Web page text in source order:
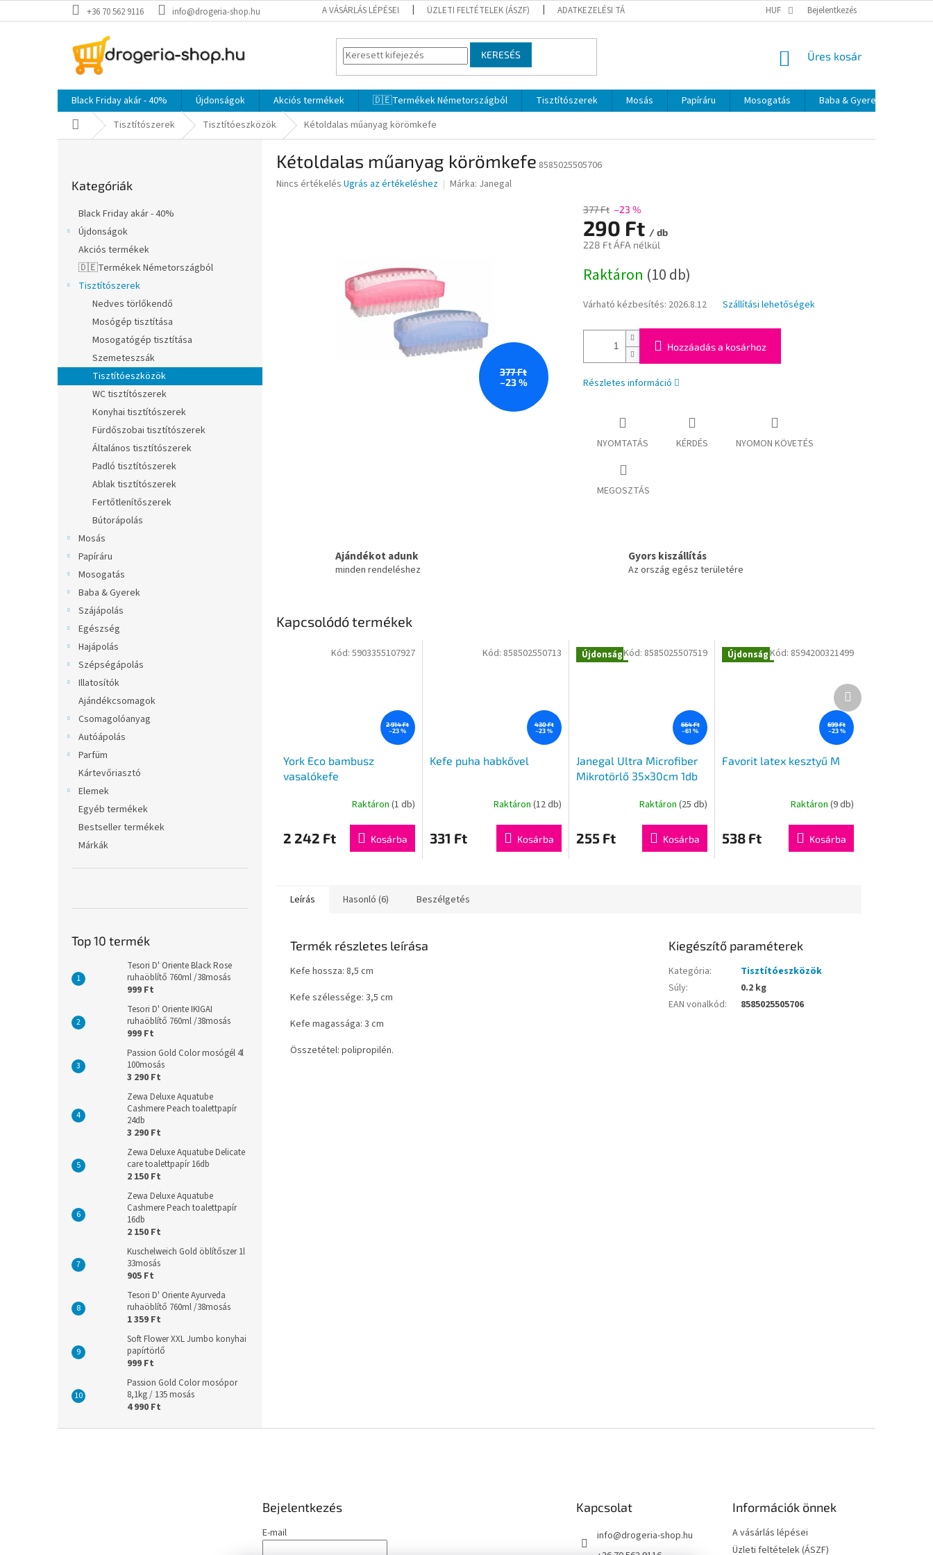
a
+36 70 562 9116 info@drogeria-shop.hu A VÁSÁRLÁS LÉPÉSEI ÜZLETI FELTÉTELEK (ÁSZF) ADATKEZELÉSI TÁJÉKOZTATÓ HUF Bejelentkezés
KERESÉS KOSÁR
Üres kosár
Black Friday akár - 40% Újdonságok Akciós termékek 🇩🇪Termékek Németországból Tisztítószerek Mosás Papíráru Mosogatás Baba & Gyerek
KezdőlapTisztítószerek Tisztítóeszközök Kétoldalas műanyag körömkefe
átugrása
Kategóriák
Black Friday akár - 40%
Újdonságok
Akciós termékek
🇩🇪Termékek Németországból
Tisztítószerek
Nedves törlőkendő
Mosógép tisztítása
Mosogatógép tisztítása
Szemeteszsák
Tisztítóeszközök
WC tisztítószerek
Konyhai tisztítószerek
Fürdőszobai tisztítószerek
Általános tisztítószerek
Padló tisztítószerek
Ablak tisztítószerek
Fertőtlenítőszerek
Bútorápolás
Mosás
Papíráru
Mosogatás
Baba & Gyerek
Szájápolás
Egészség
Hajápolás
Szépségápolás
Illatosítók
Ajándékcsomagok
Csomagolóanyag
Autóápolás
Parfüm
Kártevőriasztó
Elemek
Egyéb termékek
Bestseller termékek
Márkák
Top 10 termék
Tesori D' Oriente Black Rose
ruhaöblítő 760ml /38mosás
999 Ft
Tesori D' Oriente IKIGAI
ruhaöblítő 760ml /38mosás
999 Ft
Passion Gold Color mosógél 4l
100mosás
3 290 Ft
Zewa Deluxe Aquatube
Cashmere Peach toalettpapír
24db
3 290 Ft
Zewa Deluxe Aquatube Delicate
care toalettpapír 16db
2 150 Ft
Zewa Deluxe Aquatube
Cashmere Peach toalettpapír
16db
2 150 Ft
Kuschelweich Gold öblítőszer 1l
33mosás
905 Ft
Tesori D' Oriente Ayurveda
ruhaöblítő 760ml /38mosás
1 359 Ft
Soft Flower XXL Jumbo konyhai
papírtörlő
999 Ft
Passion Gold Color mosópor
8,1kg / 135 mosás
4 990 Ft
Kétoldalas műanyag körömkefe 8585025505706
A
Nincs értékelés Ugrás az értékeléshez Márka: Janegal
377 Ft
–23 %
377 Ft –23 %
290 Ft / db
228 Ft ÁFA nélkül
Raktáron (10 db)
Várható kézbesítés: 2026.8.12 Szállítási lehetőségek
Hozzáadás a kosárhoz
Részletes információ
NYOMTATÁS KÉRDÉS NYOMON KÖVETÉS
MEGOSZTÁS
Ajándékot adunk
minden rendeléshez
Gyors kiszállítás
Az ország egész területére
Kapcsolódó termékek
2 914 Ft
–23 %
York Eco bambusz
vasalókefe
Raktáron (1 db)
2 242 Ft Kosárba
Kód: 5903355107927
430 Ft
–23 %
Kefe puha habkővel
Raktáron (12 db)
331 Ft Kosárba
Kód: 858502550713 Újdonság
664 Ft
–61 %
Janegal Ultra Microfiber
Mikrotörlő 35x30cm 1db
Raktáron(25 db)
255 Ft Kosárba
Kód: 8585025507519 Újdonság
699 Ft
–23 %
Favorit latex kesztyű M
Raktáron (9 db)
538 Ft Kosárba
Kód: 8594200321499
Következő
termék
Leírás Hasonló (6) Beszélgetés
Termék részletes leírása
Kefe hossza: 8,5 cm
Kefe szélessége: 3,5 cm
Kefe magassága: 3 cm
Összetétel: polipropilén.
Kiegészítő paraméterek
Kategória:
Tisztítóeszközök
Súly:
0.2 kg
EAN vonalkód: 8585025505706
Bejelentkezés
E-mail
Kapcsolat
info@drogeria-shop.hu
Információk önnek
A vásárlás lépései
Üzleti feltételek (ÁSZF)